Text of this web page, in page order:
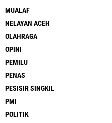
MUALAF
NELAYAN ACEH
OLAHRAGA
OPINI
PEMILU
PENAS
PESISIR SINGKIL
PMI
POLITIK